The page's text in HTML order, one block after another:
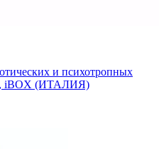
и психотропных
iBOX (ИТАЛИЯ)